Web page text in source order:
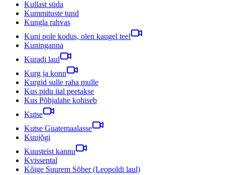
Kullast süda
Kummituste tund
Kungla rahvas
Kuni pole kodus, olen kaugel teel
Kuninganna
Kuradi laul
Kurg ja konn
Kurgid sulle raha mulle
Kus pidu iial peetakse
Kus Põhjalahe kohiseb
Kutse
Kutse Guatemaalasse
Kuujõgi
Kuusteist kannu
Kvissental
Kõige Suurem Sõber (Leopoldi laul)